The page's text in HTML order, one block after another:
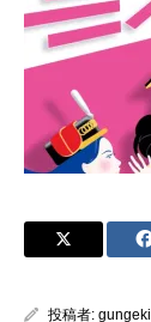
投稿者: gungeki